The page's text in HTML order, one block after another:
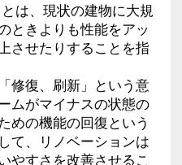
は、現状の建物に大規
ときよりも性能をアッ
させたりすることを指
修復、刷新」という意
ムがマイナスの状態の
めの機能の回復という
て、リノベーションは
やすさを改善させるこ